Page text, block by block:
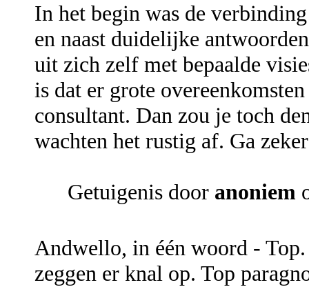
In het begin was de
en naast duidelijke
uit zich zelf met bepaalde
is dat er grote
consultant. Dan zou je toch
wachten het rustig af. Ga
Getuigenis door anoniem
Andwello, in één woord -
zeggen er knal op. Top